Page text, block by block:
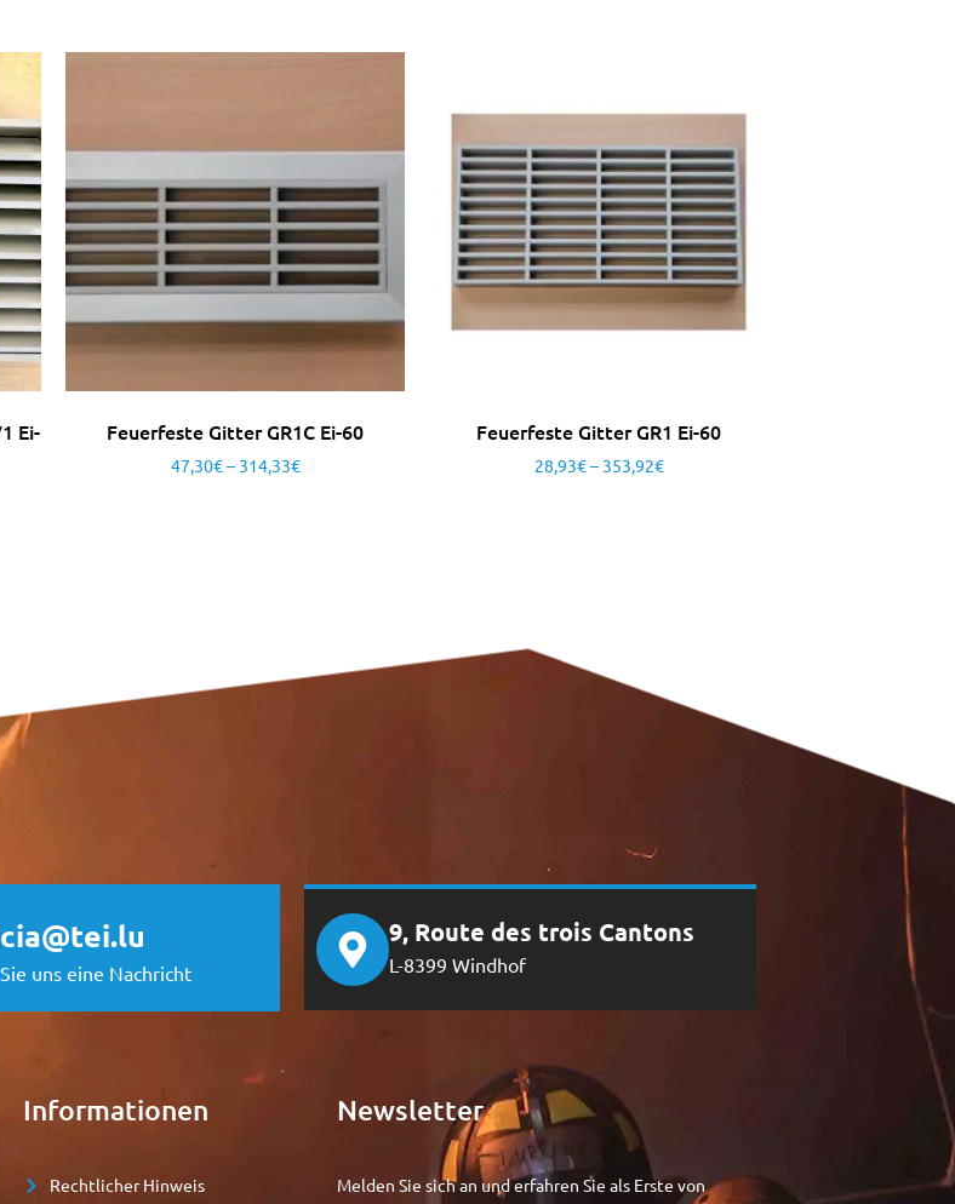
Ei-
Feuerfeste Gitter GR1C Ei-60
47,30€– 314,33€
Feuerfeste Gitter GR1 Ei-60
28,93€– 353,92€
uns eine Nachricht
9, Route des trois Cantons
L-8399 Windhof
Informationen
Rechtlicher Hinweis
Newsletter
Melden Sie sich an und erfahren Sie als Erste von